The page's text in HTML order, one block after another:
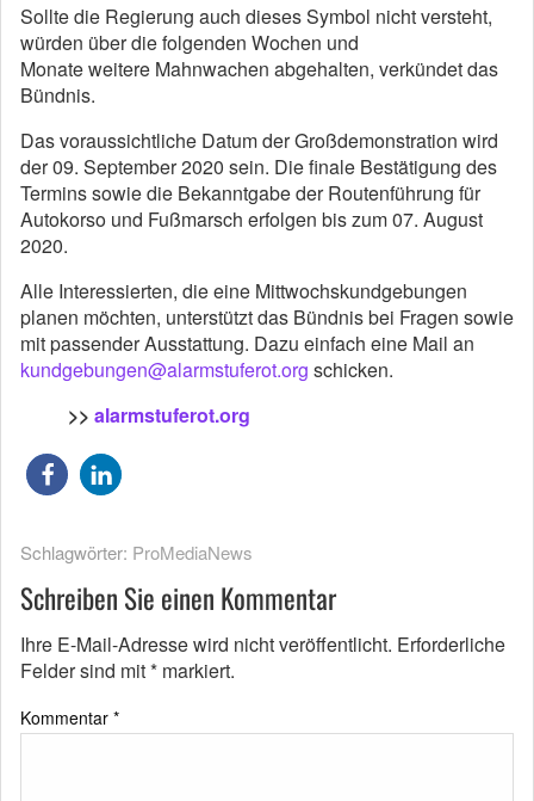
Sollte die Regierung auch dieses Symbol nicht versteht,
würden über die folgenden Wochen und
Monate weitere Mahnwachen abgehalten, verkündet das
Bündnis.
Das voraussichtliche Datum der Großdemonstration wird
der 09. September 2020 sein. Die finale Bestätigung des
Termins sowie die Bekanntgabe der Routenführung für
Autokorso und Fußmarsch erfolgen bis zum 07. August
2020.
Alle Interessierten, die eine Mittwochskundgebungen
planen möchten, unterstützt das Bündnis bei Fragen sowie
mit passender Ausstattung. Dazu einfach eine Mail an
kundgebungen@alarmstuferot.org schicken.
>> alarmstuferot.org
Schlagwörter: ProMediaNews
Schreiben Sie einen Kommentar
Ihre E-Mail-Adresse wird nicht veröffentlicht. Erforderliche
Felder sind mit* markiert.
Kommentar *